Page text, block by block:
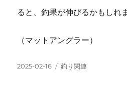
ると、釣果が伸びるかもしれ
（マットアングラー）
投
2025-02-16
カ
釣り関連